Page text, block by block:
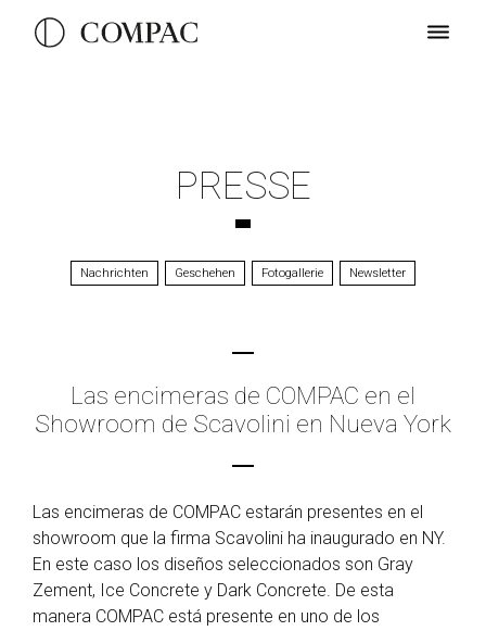
PRESSE
Nachrichten Geschehen Fotogallerie Newsletter
Las encimeras de COMPAC en el
Showroom de Scavolini en Nueva York
Las encimeras de COMPAC estarán presentes en el
showroom que la firma Scavolini ha inaugurado en NY.
En este caso los diseños seleccionados son Gray
Zement, Ice Concrete y Dark Concrete. De esta
manera COMPAC está presente en uno de los